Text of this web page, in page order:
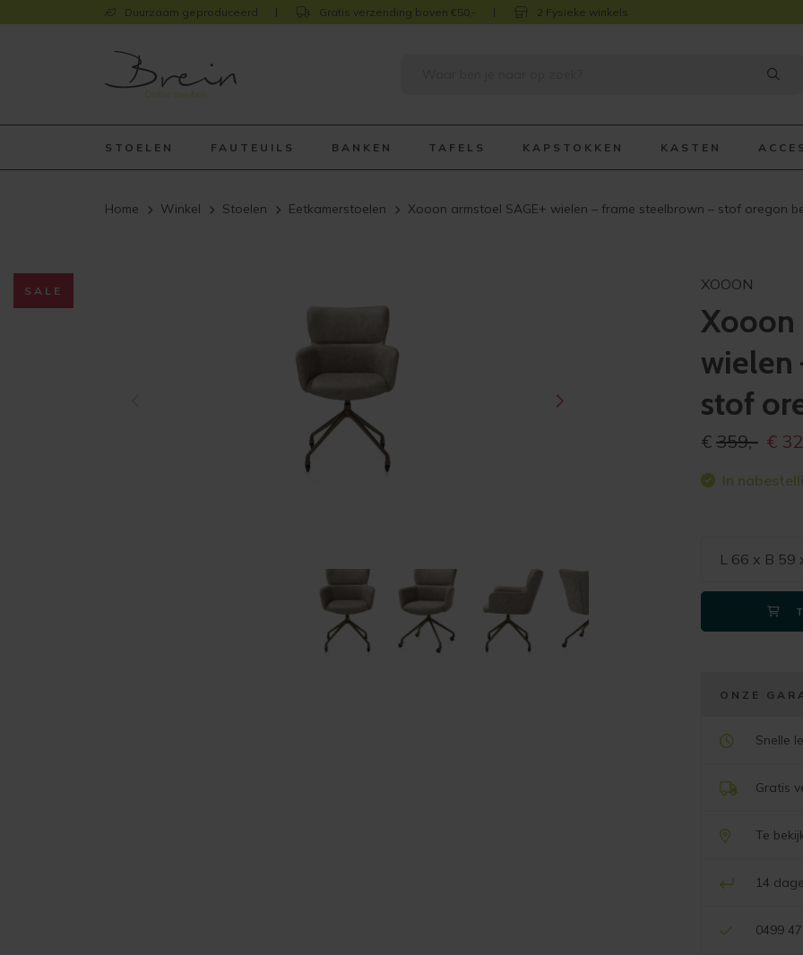
Duurzaam geproduceerd Gratis verzending boven €50,- 2 Fysieke winkels
STOELEN FAUTEUILS BANKEN TAFELS KAPSTOKKEN KASTEN
Home Winkel Stoelen Eetkamerstoelen Xooon armstoel SAGE+ wielen – frame steelbrown – stof oregon
SALE XOOON
Xooon
wielen
stof
€ 359,-
was:
€
In
L 66 x B 59
ONZE
Snelle
Gratis
Te
14
0499